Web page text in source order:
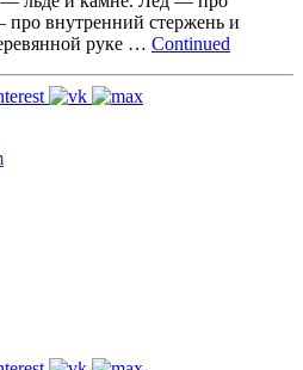
про внутренний стержень и
руке … Continued